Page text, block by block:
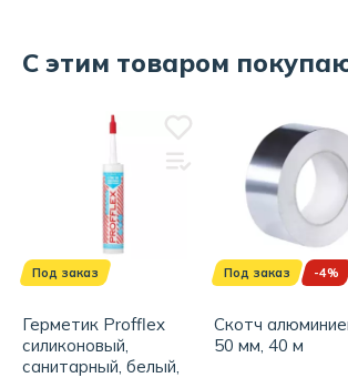
С этим товаром
Под заказ
Герметик Profflex
силиконовый,
санитарный, белый,
Под заказ -4%
Скотч
50 мм, 40 м